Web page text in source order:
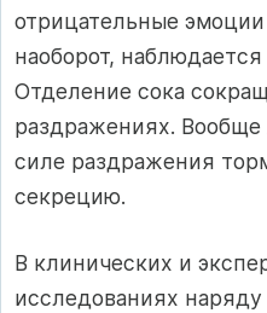
отрицательные
наоборот,
Отделение сока
раздражениях.
силе раздражения
секрецию.
В клинических и
исследованиях